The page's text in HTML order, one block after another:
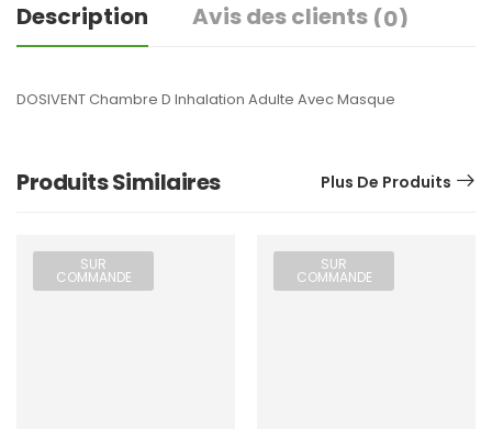
Description Avis des clients (0)
DOSIVENT Chambre D Inhalation Adulte Avec Masque
Produits Similaires Plus De Produits
SUR
COMMANDE
SUR
COMMANDE